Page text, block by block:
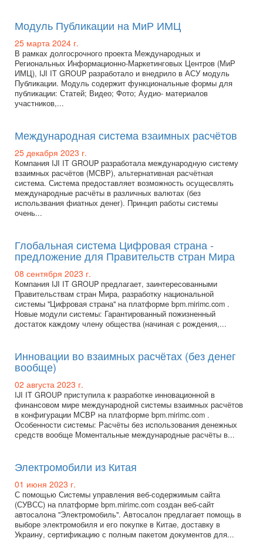
Модуль Публикации на МиР ИМЦ
25 марта 2024 г.
В рамках долгосрочного проекта Международных и
Региональных Информационно-Маркетинговых Центров (МиР
ИМЦ), IJI IT GROUP разработало и внедрило в АСУ модуль
Публикации. Модуль содержит функциональные формы для
публикации: Статей; Видео; Фото; Аудио- материалов
участников,...
Международная система взаимных расчётов
25 декабря 2023 г.
Компания IJI IT GROUP разработала международную систему
взаимных расчётов (МСВР), альтернативная расчётная
система. Система предоставляет возможность осущесвлять
международные расчёты в различных валютах (без
использвания фиатных денег). Принцип работы системы
очень...
Глобальная система Цифровая страна -
предложение для Правительств стран Мира
08 сентября 2023 г.
Компания IJI IT GROUP предлагает, заинтересованными
Правительствам стран Мира, разработку национальной
системы "Цифровая страна" на платформе bpm.mirimc.com .
Новые модули системы: Гарантированный пожизненный
достаток каждому члену общества (начиная с рождения,...
Инновации во взаимных расчётах (без денег
вообще)
02 августа 2023 г.
IJI IT GROUP приступила к разработке инновационной в
финансовом мире международной системы взаимных расчётов
в конфигурации МСВР на платформе bpm.mirimc.com .
Особенности системы: Расчёты без использования денежных
средств вообще Моментальные международные расчёты в...
Электромобили из Китая
01 июня 2023 г.
С помощью Системы управления веб-содержимым сайта
(СУВСС) на платформе bpm.mirimc.com создан веб-сайт
автосалона "Электромобиль". Автосалон предлагает помощь в
выборе электромобиля и его покупке в Китае, доставку в
Украину, сертификацию с полным пакетом документов для...